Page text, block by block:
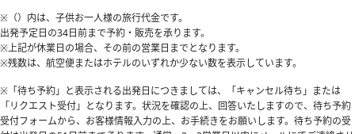
※（）内は、子供お一人様の旅行代金です。
出発予定日の34日前まで予約・販売を承ります。
※上記が休業日の場合、その前の営業日までとなります。
※残数は、航空便またはホテルのいずれか少ない数を表示しています。
※「待ち予約」と表示される出発日につきましては、「キャンセル待ち」または
「リクエスト受付」となります。状況を確認の上、回答いたしますので、待ち予約
受付フォームから、お客様情報入力の上、お手続きをお願いします。待ち予約の受